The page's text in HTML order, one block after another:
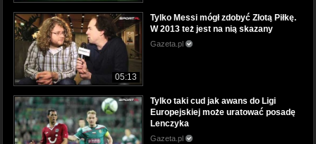
05:13
Tylko Messi mógł zdobyć Złotą Piłkę.
W 2013 też jest na nią skazany
Gazeta.pl
Tylko taki cud jak awans do Ligi
Europejskiej może uratować posadę
Lenczyka
Gazeta.pl